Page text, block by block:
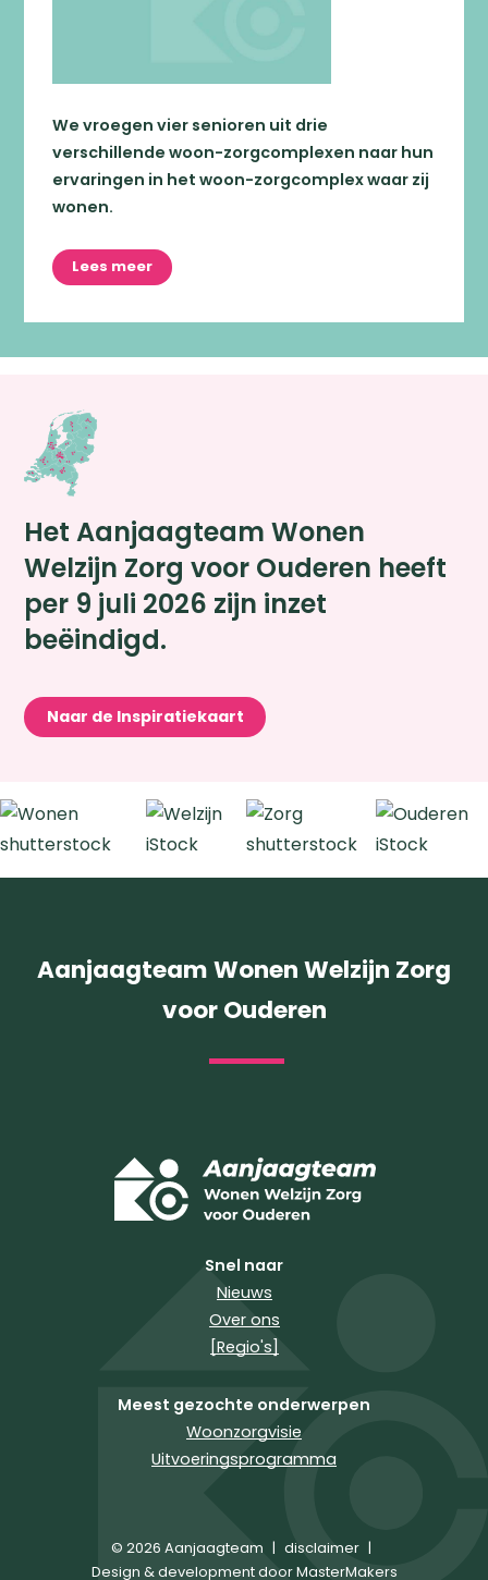
We vroegen vier senioren uit drie
verschillende woon-zorgcomplexen naar hun
ervaringen in het woon-zorgcomplex waar zij
wonen.
Lees meer
Het Aanjaagteam Wonen
Welzijn Zorg voor Ouderen heeft
per 9 juli 2026 zijn inzet
beëindigd.
Naar de Inspiratiekaart
Aanjaagteam Wonen Welzijn Zorg
voor Ouderen
Snel naar
Nieuws
Over ons
[Regio's]
Meest gezochte onderwerpen
Woonzorgvisie
Uitvoeringsprogramma
© 2026 Aanjaagteam | disclaimer |
Design & development door MasterMakers